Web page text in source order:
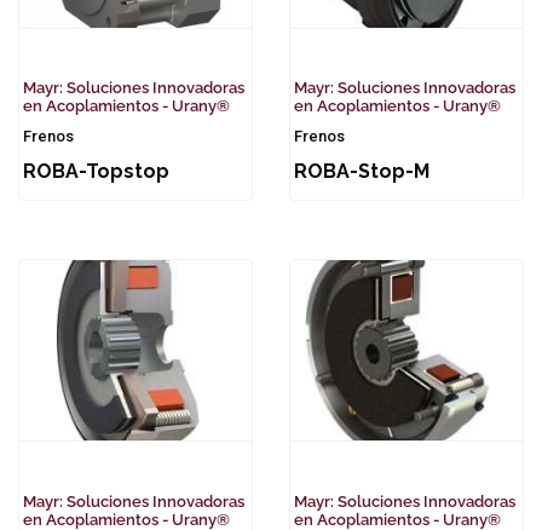
Mayr: Soluciones Innovadoras
en Acoplamientos - Urany®
Frenos
ROBA-Topstop
Mayr: Soluciones Innovadoras
en Acoplamientos - Urany®
Frenos
ROBA-Stop-M
Mayr: Soluciones Innovadoras
en Acoplamientos - Urany®
Mayr: Soluciones Innovadoras
en Acoplamientos - Urany®